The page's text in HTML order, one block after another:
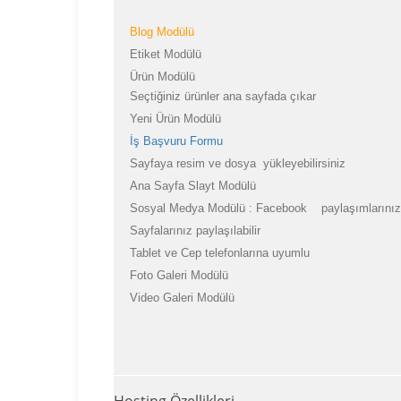
Blog Modülü
Etiket Modülü
Ürün Modülü
Seçtiğiniz ürünler ana sayfada çıkar
Yeni Ürün Modülü
İş Başvuru Formu
Sayfaya resim ve dosya yükleyebilirsiniz
Ana Sayfa Slayt Modülü
Sosyal Medya Modülü : Facebook
Sayfalarınız paylaşılabilir
Tablet ve Cep telefonlarına uyumlu
Foto Galeri Modülü
Video Galeri Modülü